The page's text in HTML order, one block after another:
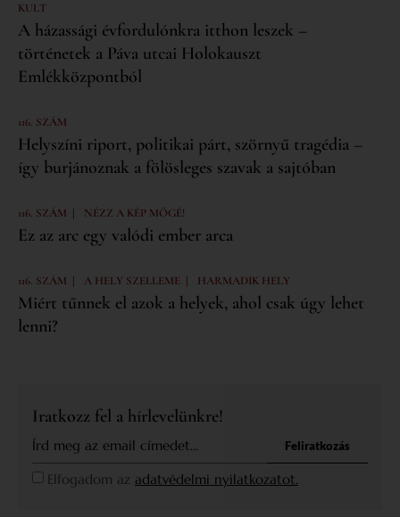
KULT
A házassági évfordulónkra itthon leszek –
történetek a Páva utcai Holokauszt
Emlékközpontból
116. SZÁM
Helyszíni riport, politikai párt, szörnyű tragédia –
így burjánoznak a fölösleges szavak a sajtóban
116. SZÁM | NÉZZ A KÉP MÖGÉ!
Ez az arc egy valódi ember arca
116. SZÁM | A HELY SZELLEME | HARMADIK HELY
Miért tűnnek el azok a helyek, ahol csak úgy lehet
lenni?
Iratkozz fel a hírlevelünkre!
Elfogadom az adatvédelmi nyilatkozatot.
Feliratkozás